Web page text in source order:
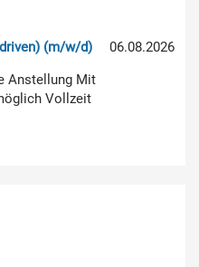
06.08.2026
(m/w/d)
Anstellung Mit
Vollzeit